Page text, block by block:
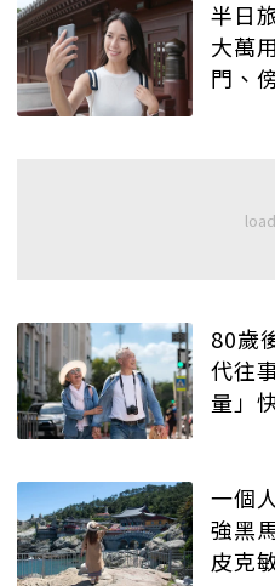
半日
大萬
門、
80歲
代往
量」
一個
強黑
皮克